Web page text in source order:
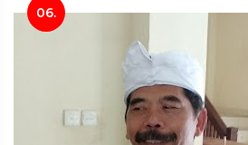
06.